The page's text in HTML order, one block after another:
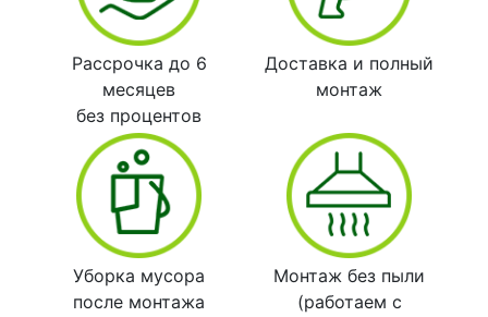
Рассрочка до 6
месяцев
без процентов
Доставка и полный
монтаж
Уборка мусора
после монтажа
Монтаж без пыли
(работаем с